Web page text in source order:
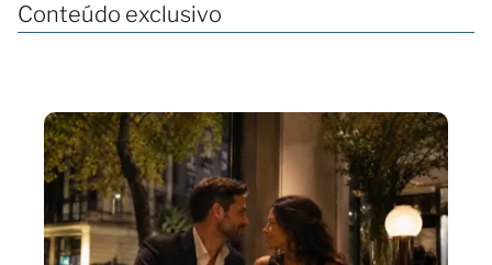
Conteúdo exclusivo